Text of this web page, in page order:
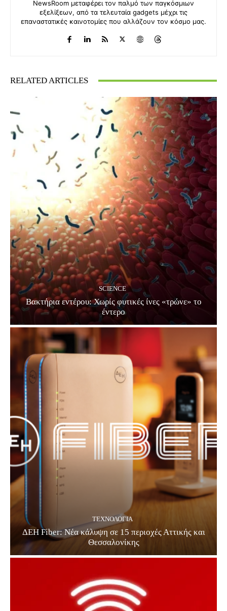
NewsRoom μεταφέρει τον παλμό των παγκόσμιων
εξελίξεων, από τα τελευταία gadgets μέχρι τις
επαναστατικές καινοτομίες που αλλάζουν τον κόσμο μας.
RELATED ARTICLES
SCIENCE
Βακτήρια εντέρου: Χωρίς φυτικές ίνες «τρώνε» το
έντερο
ΤΕΧΝΟΛΟΓΊΑ
ΔΕΗ Fiber: Νέα κάλυψη σε 15 περιοχές Αττικής και
Θεσσαλονίκης